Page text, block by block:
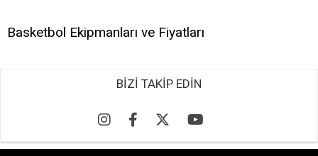
Basketbol Ekipmanları ve Fiyatları
BİZİ TAKİP EDİN